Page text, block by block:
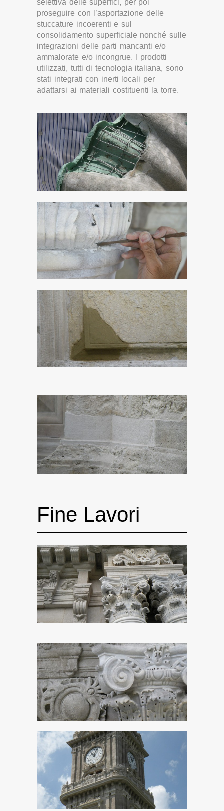
selettiva delle superfici, per poi
proseguire con l’asportazione delle
stuccature incoerenti e sul
consolidamento superficiale nonché sulle
integrazioni delle parti mancanti e/o
ammalorate e/o incongrue. I prodotti
utilizzati, tutti di tecnologia italiana, sono
stati integrati con inerti locali per
adattarsi ai materiali costituenti la torre.
Fine Lavori